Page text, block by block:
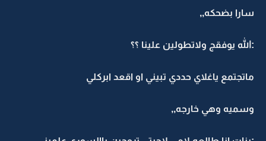
سارا بضحكه,,
:الله يوفقج ولاتطولين علينا ؟؟
ماتجتمع ياغلاي حددي تبيني او اقعد ابركلي
وسميه وهي خارجه,,